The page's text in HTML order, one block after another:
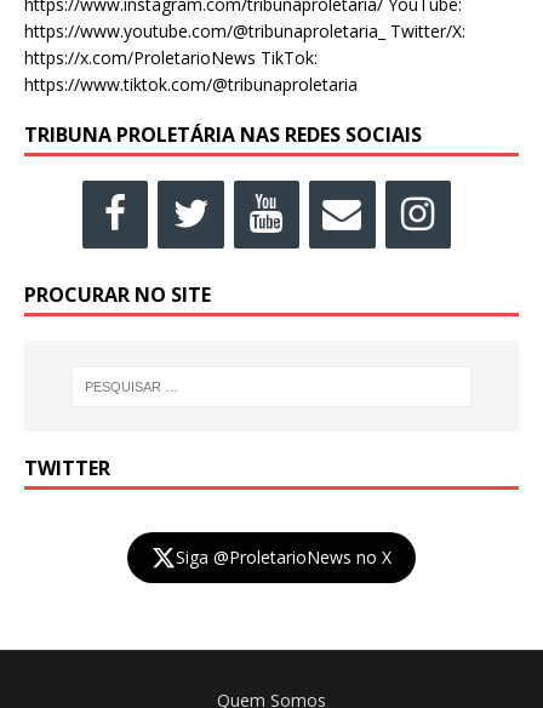
https://www.youtube.com/@tribunaproletaria_ Twitter/X:
https://x.com/ProletarioNews TikTok:
https://www.tiktok.com/@tribunaproletaria
TRIBUNA PROLETÁRIA NAS REDES SOCIAIS
PROCURAR NO SITE
TWITTER
Siga @ProletarioNews no X
Quem Somos